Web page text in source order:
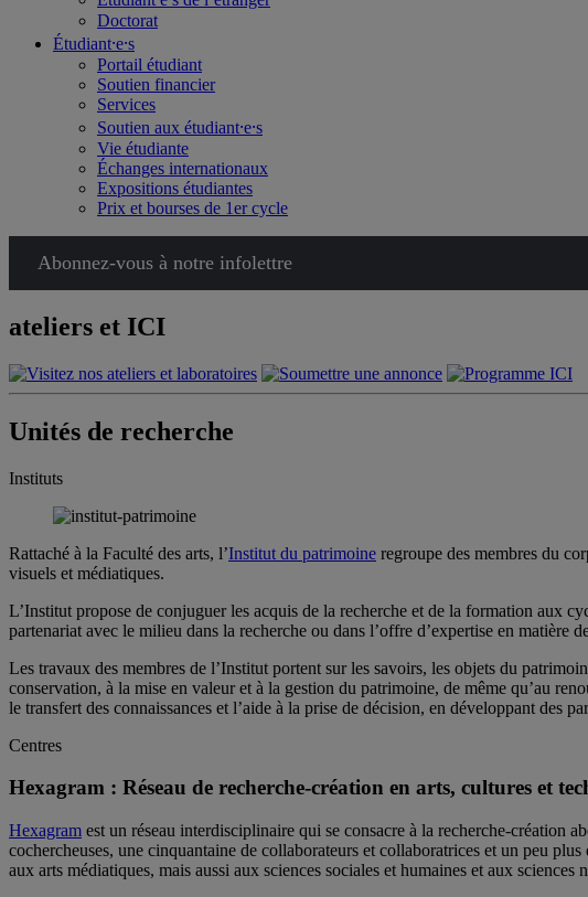
Doctorat
Étudiant⸱e⸱s
Portail étudiant
Soutien financier
Services
Soutien aux étudiant⸱e⸱s
Vie étudiante
Échanges internationaux
Expositions étudiantes
Prix et bourses de 1er cycle
Abonnez-vous à notre infolettre
ateliers et ICI
Unités de recherche
Instituts
Rattaché à la Faculté des arts, l’Institut du patrimoine regroupe des membres du
visuels et médiatiques.
L’Institut propose de conjuguer les acquis de la recherche et de la formation aux
partenariat avec le milieu dans la recherche ou dans l’offre d’expertise en matière
Les travaux des membres de l’Institut portent sur les savoirs, les objets du
conservation, à la mise en valeur et à la gestion du patrimoine, de même qu’au
le transfert des connaissances et l’aide à la prise de décision, en développant des
Centres
Hexagram : Réseau de recherche-création en arts, cultures et
Hexagram est un réseau interdisciplinaire qui se consacre à la recherche-création
cochercheuses, une cinquantaine de collaborateurs et collaboratrices et un peu
aux arts médiatiques, mais aussi aux sciences sociales et humaines et aux sciences